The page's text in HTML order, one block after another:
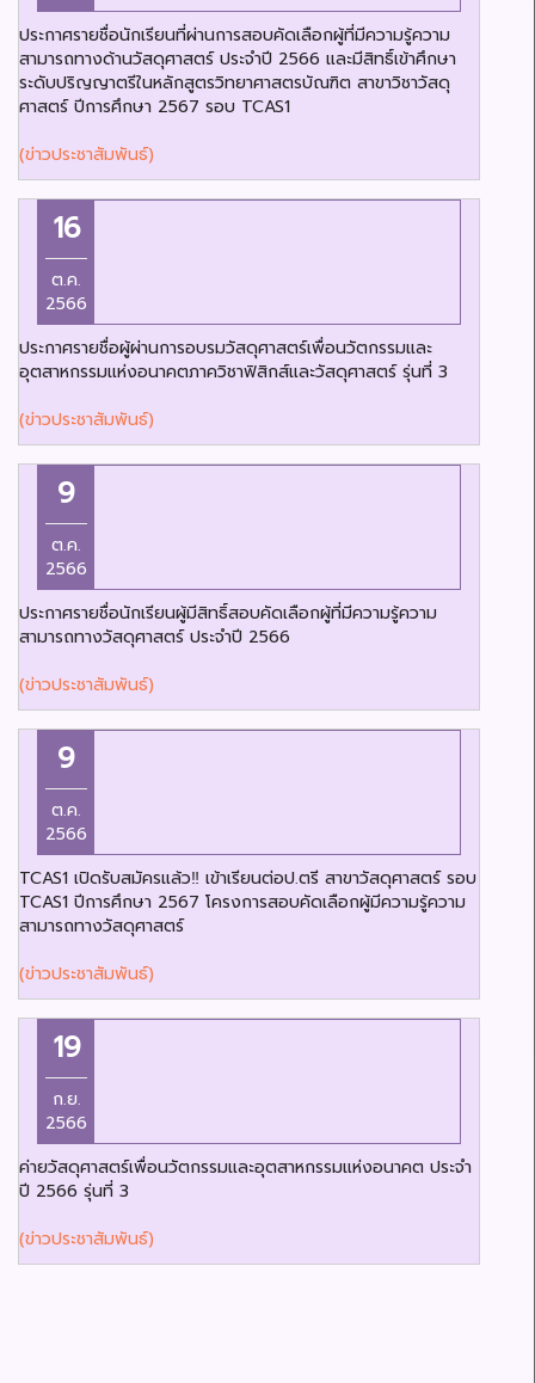
ประกาศรายชื่อนักเรียนที่ผ่านการสอบคัดเลือกผู้ที่มีความรู้ความ
สามารถทางด้านวัสดุศาสตร์ ประจำปี 2566 และมีสิทธิ์เข้าศึกษา
ระดับปริญญาตรีในหลักสูตรวิทยาศาสตรบัณฑิต สาขาวิชาวัสดุ
ศาสตร์ ปีการศึกษา 2567 รอบ TCAS1
(ข่าวประชาสัมพันธ์)
16
ต.ค.
2566
ประกาศรายชื่อผู้ผ่านการอบรมวัสดุศาสตร์เพื่อนวัตกรรมและ
อุตสาหกรรมแห่งอนาคตภาควิชาฟิสิกส์และวัสดุศาสตร์ รุ่นที่ 3
(ข่าวประชาสัมพันธ์)
9
ต.ค.
2566
ประกาศรายชื่อนักเรียนผู้มีสิทธิ์สอบคัดเลือกผู้ที่มีความรู้ความ
สามารถทางวัสดุศาสตร์ ประจำปี 2566
(ข่าวประชาสัมพันธ์)
9
ต.ค.
2566
TCAS1 เปิดรับสมัครแล้ว‼️ เข้าเรียนต่อป.ตรี สาขาวัสดุศาสตร์ รอบ
TCAS1 ปีการศึกษา 2567 โครงการสอบคัดเลือกผู้มีความรู้ความ
สามารถทางวัสดุศาสตร์
(ข่าวประชาสัมพันธ์)
19
ก.ย.
2566
ค่ายวัสดุศาสตร์เพื่อนวัตกรรมและอุตสาหกรรมแห่งอนาคต ประจำ
ปี 2566 รุ่นที่ 3
(ข่าวประชาสัมพันธ์)